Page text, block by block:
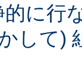
的に行
して)